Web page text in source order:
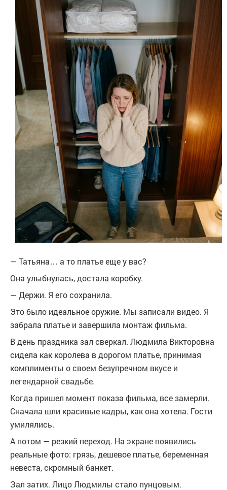
— Татьяна… а то платье еще у вас?
Она улыбнулась, достала коробку.
— Держи. Я его сохранила.
Это было идеальное оружие. Мы записали видео. Я
забрала платье и завершила монтаж фильма.
В день праздника зал сверкал. Людмила Викторовна
сидела как королева в дорогом платье, принимая
комплименты о своем безупречном вкусе и
легендарной свадьбе.
Когда пришел момент показа фильма, все замерли.
Сначала шли красивые кадры, как она хотела. Гости
умилялись.
А потом — резкий переход. На экране появились
реальные фото: грязь, дешевое платье, беременная
невеста, скромный банкет.
Зал затих. Лицо Людмилы стало пунцовым.